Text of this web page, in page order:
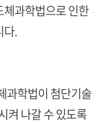
체과학법으로 인한
다.
과학법이 첨단기술
켜 나갈 수 있도록